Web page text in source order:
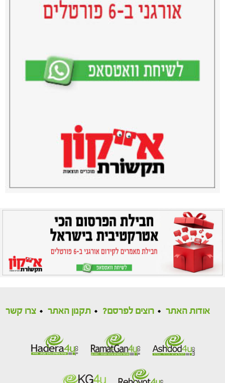
אודות האתר רוצים לפרסם? תקנון האתר צרו קשר